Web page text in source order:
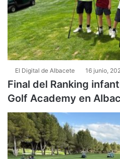
El Digital de Albacete 16 junio,
Final del Ranking
Golf Academy en